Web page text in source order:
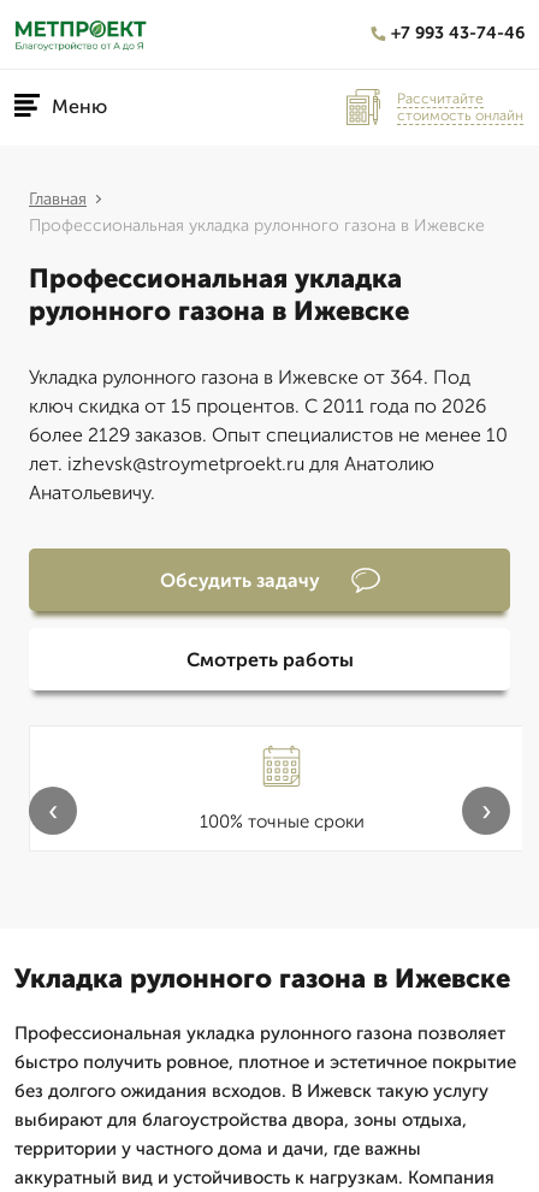
+7 993 43-74-46
Меню
Рассчитайте
стоимость онлайн
Главная
Профессиональная укладка рулонного газона в Ижевске
Профессиональная укладка
рулонного газона в Ижевске
Укладка рулонного газона в Ижевске от 364. Под
ключ скидка от 15 процентов. С 2011 года по 2026
более 2129 заказов. Опыт специалистов не менее 10
лет. izhevsk@stroymetproekt.ru для Анатолию
Анатольевичу.
Обсудить задачу
Смотреть работы
100% точные сроки
‹ ›
Укладка рулонного газона в Ижевске
Профессиональная укладка рулонного газона позволяет
быстро получить ровное, плотное и эстетичное покрытие
без долгого ожидания всходов. В Ижевск такую услугу
выбирают для благоустройства двора, зоны отдыха,
территории у частного дома и дачи, где важны
аккуратный вид и устойчивость к нагрузкам. Компания